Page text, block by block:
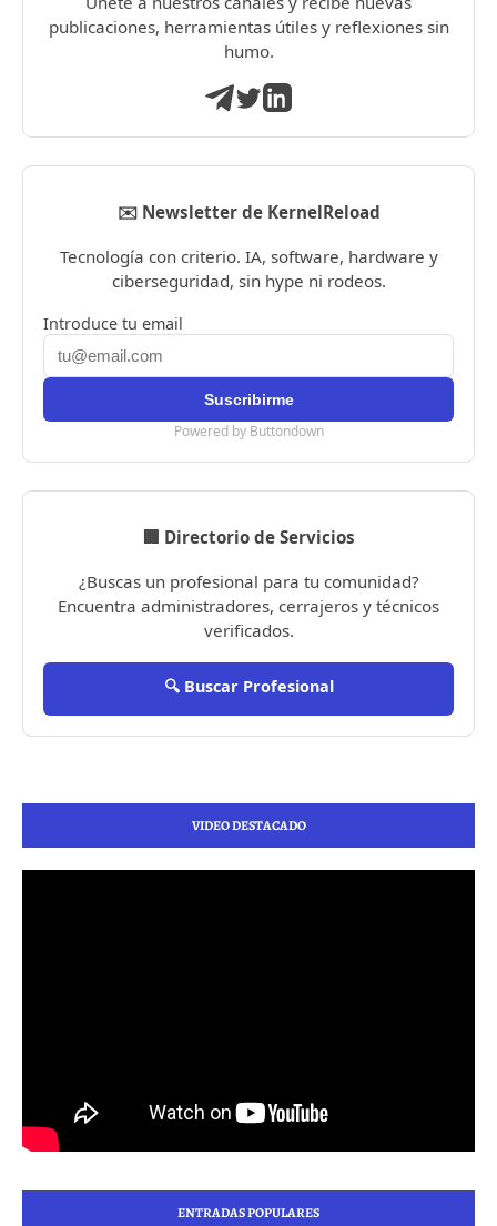
publicaciones, herramientas útiles y reflexiones sin
humo.
✉️ Newsletter de KernelReload
Tecnología con criterio. IA, software, hardware y
ciberseguridad, sin hype ni rodeos.
Introduce tu email
Powered by Buttondown
🏢 Directorio de Servicios
¿Buscas un profesional para tu comunidad?
Encuentra administradores, cerrajeros y técnicos
verificados.
🔍 Buscar Profesional
VIDEO DESTACADO
ENTRADAS POPULARES